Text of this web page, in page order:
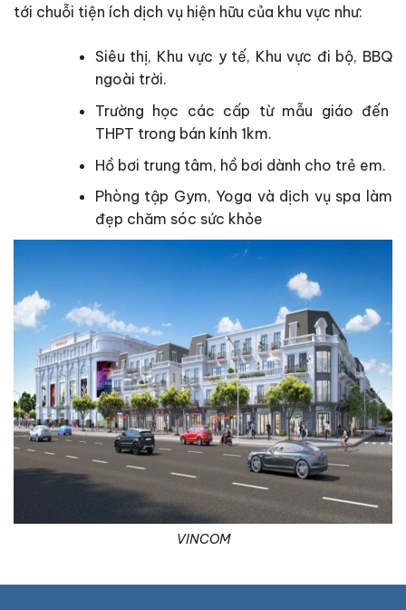
tới chuỗi tiện ích dịch vụ hiện hữu của khu vực như:
Siêu thị, Khu vực y tế, Khu vực đi bộ, BBQ
ngoài trời.
Trường học các cấp từ mẫu giáo đến
THPT trong bán kính 1km.
Hồ bơi trung tâm, hồ bơi dành cho trẻ em.
Phòng tập Gym, Yoga và dịch vụ spa làm
đẹp chăm sóc sức khỏe
VINCOM